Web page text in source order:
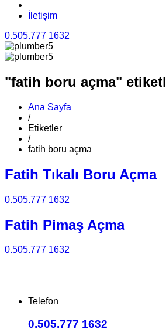
İletişim
0.505.777 1632
"fatih boru açma"
Ana Sayfa
/
Etiketler
/
fatih boru açma
Fatih Tıkalı Boru Açma
0.505.777 1632
Fatih Pimaş Açma
0.505.777 1632
Telefon
0.505.777 1632